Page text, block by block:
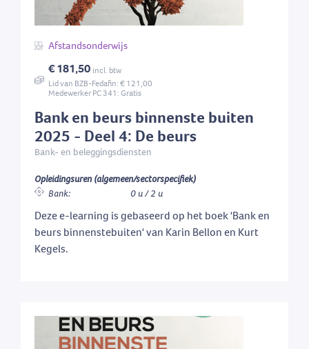
Bank en beurs binnenste buiten
2025 - Deel 4: De beurs
Bank- en beleggingsdiensten
Opleidingsuren (algemeen/sectorspecifiek)
Bank:
0 u / 2 u
Deze e-learning is gebaseerd op het boek 'Bank en
beurs binnenstebuiten' van Karin Bellon en Kurt
Kegels.
Afstandsonderwijs
€ 181,50 incl. btw
Lid van BZB-Fedafin: € 121,00
Medewerker PC 341: Gratis